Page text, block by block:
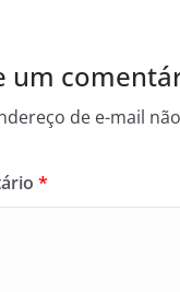
um
de e-mail
*